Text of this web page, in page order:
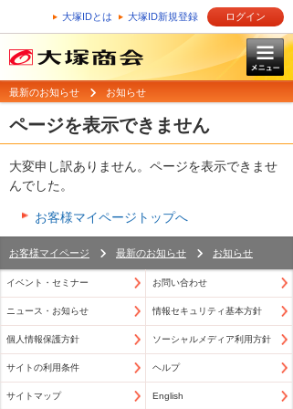
大塚IDとは 大塚ID新規登録 ログイン
最新のお知らせ お知らせ
ページを表示できません
大変申し訳ありません。ページを表示できませ
んでした。
お客様マイページトップへ
お客様マイページ 最新のお知らせ お知らせ
イベント・セミナー お問い合わせ
ニュース・お知らせ 情報セキュリティ基本方針
個人情報保護方針 ソーシャルメディア利用方針
サイトの利用条件 ヘルプ
サイトマップ English